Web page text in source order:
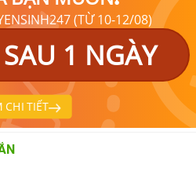
(TỪ 10-12/08)
1 NGÀY
CHI TIẾT